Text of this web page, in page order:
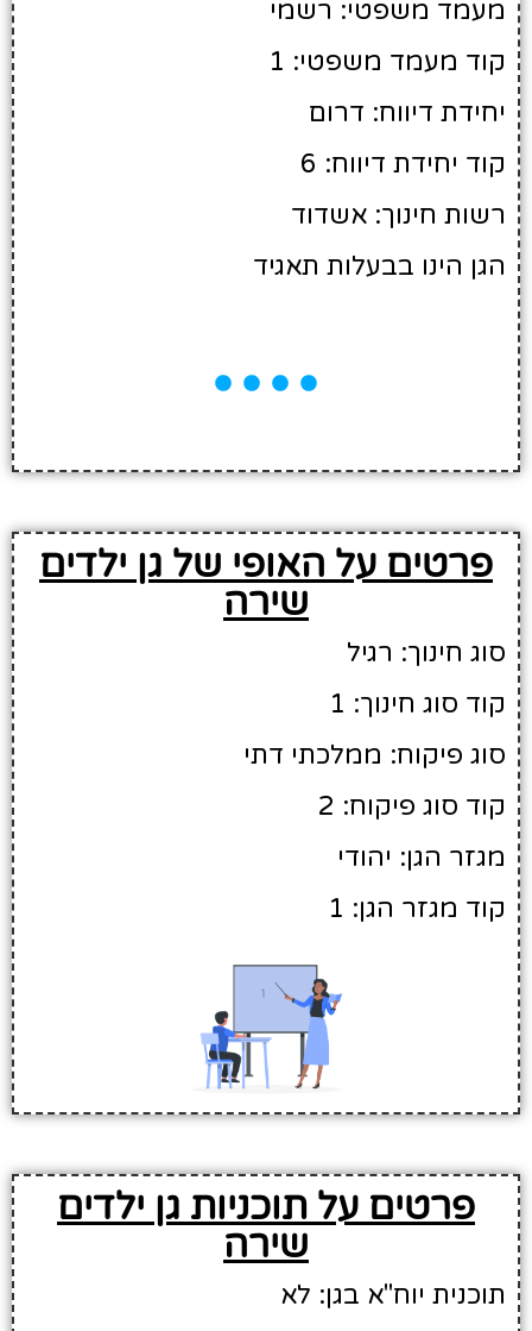
מעמד משפטי: רשמי
קוד מעמד משפטי: 1
יחידת דיווח: דרום
קוד יחידת דיווח: 6
רשות חינוך: אשדוד
הגן הינו בבעלות תאגיד
פרטים על האופי של גן ילדים
שירה
סוג חינוך: רגיל
קוד סוג חינוך: 1
סוג פיקוח: ממלכתי דתי
קוד סוג פיקוח: 2
מגזר הגן: יהודי
קוד מגזר הגן: 1
פרטים על תוכניות גן ילדים
שירה
תוכנית יוח"א בגן: לא